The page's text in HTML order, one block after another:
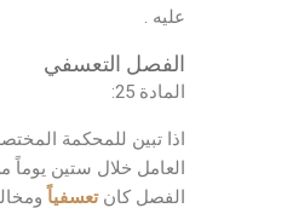
عليه .
الفصل التعسفي
المادة 25:
اذا تبين للمحكمة
العامل خلال ستين يوماً
الفصل كانتعسفياً